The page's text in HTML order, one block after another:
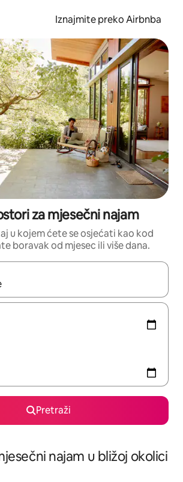
Iznajmite preko Airbnba
za mjesečni najam
u kojem ćete se osjećati kao kod
boravak od mjesec ili više dana.
rezultati, moći ćete ih pregledati
Pretraži
najam u bližoj okolici